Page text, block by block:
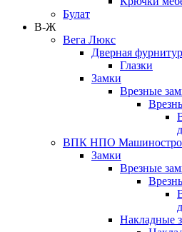
Булат
В-Ж
Вега Люкс
Дверная
Глазки
Замки
Врезные
ВПК НПО
Замки
Врезные
Накладные